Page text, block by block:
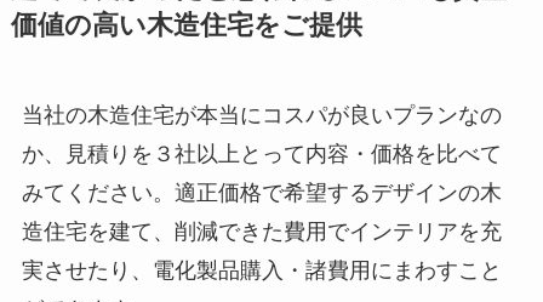
価値の高い木造住宅をご提供
当社の木造住宅が本当にコスパが良いプランなの
か、見積りを３社以上とって内容・価格を比べて
みてください。適正価格で希望するデザインの木
造住宅を建て、削減できた費用でインテリアを充
実させたり、電化製品購入・諸費用にまわすこと